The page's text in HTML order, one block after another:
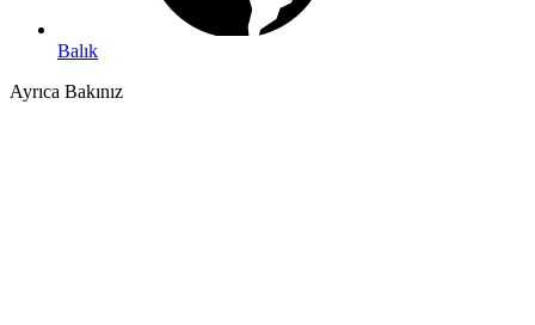
Balık
Ayrıca Bakınız